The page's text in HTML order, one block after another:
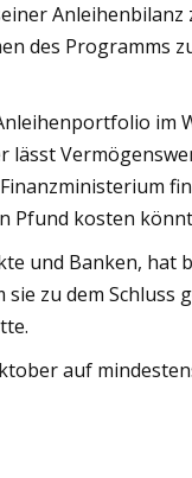
des Programms
im
lässt
Pfund kosten
und Banken, hat
zu dem Schluss
auf